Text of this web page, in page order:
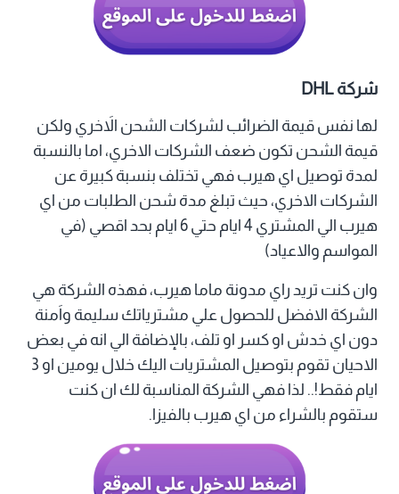
شركة DHL
لها نفس قيمة الضرائب لشركات الشحن الاَخري ولكن
قيمة الشحن تكون ضعف الشركات الاخري، اما بالنسبة
لمدة توصيل اي هيرب فهي تختلف بنسبة كبيرة عن
الشركات الاخري، حيث تبلغ مدة شحن الطلبات من اي
هيرب الي المشتري 4 ايام حتي 6 ايام بحد اقصي (في
المواسم والاعياد)
وان كنت تريد راي مدونة ماما هيرب، فهذه الشركة هي
الشركة الافضل للحصول علي مشترياتك سليمة واَمنة
دون اي خدش او كسر او تلف، بالإضافة الي انه في بعض
الاحيان تقوم بتوصيل المشتريات اليك خلال يومين او 3
ايام فقط!.. لذا فهي الشركة المناسبة لك ان كنت
ستقوم بالشراء من اي هيرب بالفيزا.